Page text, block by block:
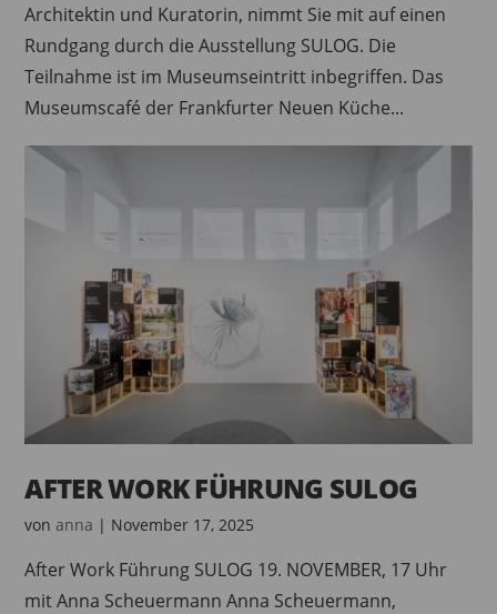
Architektin und Kuratorin, nimmt Sie mit auf einen
Rundgang durch die Ausstellung SULOG. Die
Teilnahme ist im Museumseintritt inbegriffen. Das
Museumscafé der Frankfurter Neuen Küche...
AFTER WORK FÜHRUNG SULOG
vonanna | November 17, 2025
After Work Führung SULOG 19. NOVEMBER, 17 Uhr
mit Anna Scheuermann Anna Scheuermann,